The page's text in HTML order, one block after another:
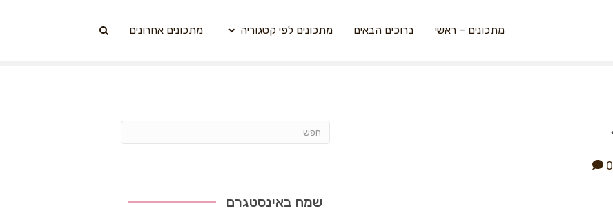
מתכונים – ראשי ברוכים הבאים מתכונים לפי קטגוריה מתכונים אחרונים
0
שמח באינסטגרם